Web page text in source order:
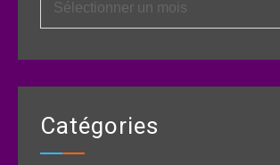
Catégories